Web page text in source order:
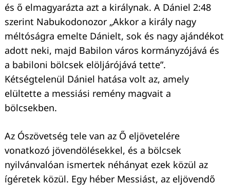
és ő elmagyarázta azt a királynak. A Dániel 2:48
szerint Nabukodonozor „Akkor a király nagy
méltóságra emelte Dánielt, sok és nagy ajándékot
adott neki, majd Babilon város kormányzójává és
a babiloni bölcsek elöljárójává tette”.
Kétségtelenül Dániel hatása volt az, amely
elültette a messiási remény magvait a
bölcsekben.
Az Ószövetség tele van az Ő eljövetelére
vonatkozó jövendölésekkel, és a bölcsek
nyilvánvalóan ismertek néhányat ezek közül az
ígéretek közül. Egy héber Messiást, az eljövendő